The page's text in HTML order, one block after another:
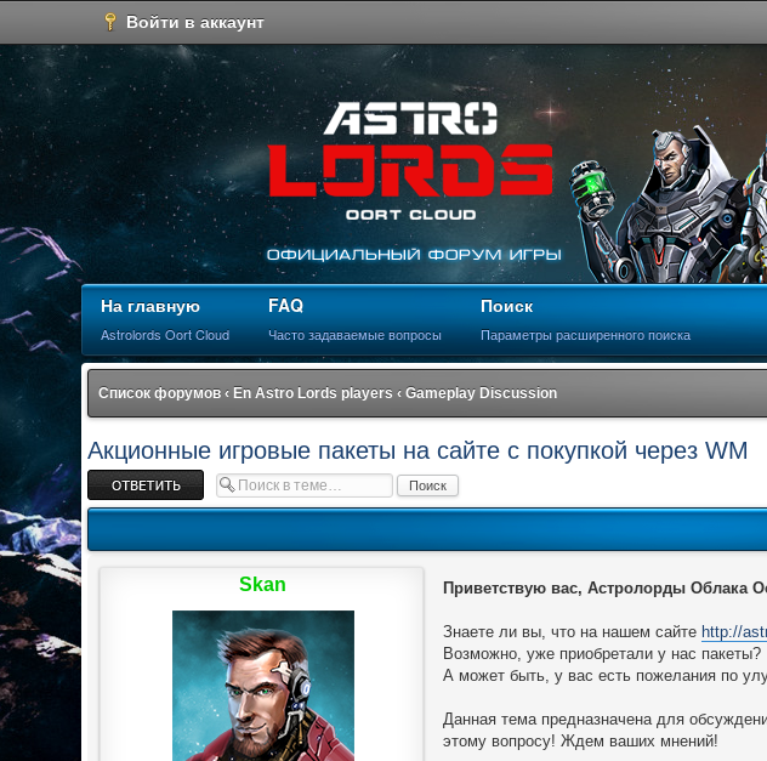
Войти в аккаунт
На главную
Astrolords Oort Cloud
FAQ
Часто задаваемые вопросы
Поиск
Параметры расширенного поиска
Список форумов ‹ En Astro Lords players ‹ Gameplay Discussion
Акционные игровые пакеты на сайте с покупкой через WM
Ответить
Приветствую вас, Астролорды Облака
Знаете ли вы, что на нашем сайте http://
Возможно, уже приобретали у нас пакеты?
А может быть, у вас есть пожелания по
Данная тема предназначена для
этому вопросу! Ждем ваших мнений!
Skan